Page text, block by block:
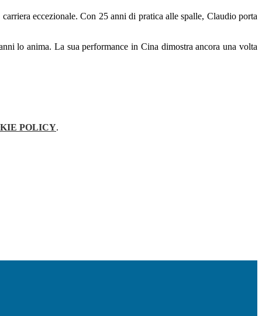
eccezionale. Con 25 anni di pratica alle spalle, Claudio porta
lo anima. La sua performance in Cina dimostra ancora una volta
POLICY.